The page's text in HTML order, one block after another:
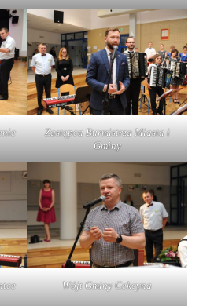
Zastępca Burmistrza Miasta i
Gminy
Wójt Gminy Cekcyna